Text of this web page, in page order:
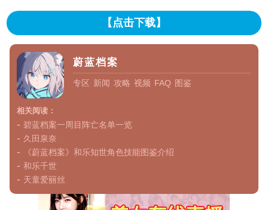
【点击下载】
蔚蓝档案
专区 新闻 攻略 视频 FAQ 图鉴
相关阅读：
- 碧蓝档案一周目阵亡名单一览
- 久田泉奈
- 《蔚蓝档案》和乐知世角色技能图鉴介绍
-和乐千世
- 天童爱丽丝